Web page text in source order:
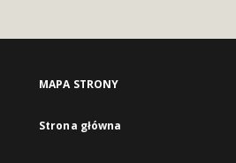
MAPA STRONY
Strona główna